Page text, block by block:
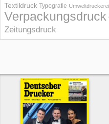
Textildruck Typografie Umweltdruckerei
Verpackungsdruck
Zeitungsdruck